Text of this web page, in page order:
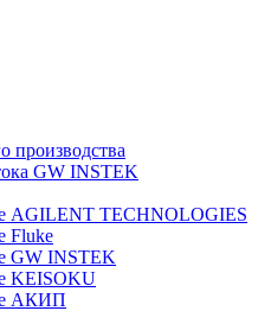
производства
GW INSTEK
AGILENT TECHNOLOGIES
Fluke
GW INSTEK
KEISOKU
АКИП